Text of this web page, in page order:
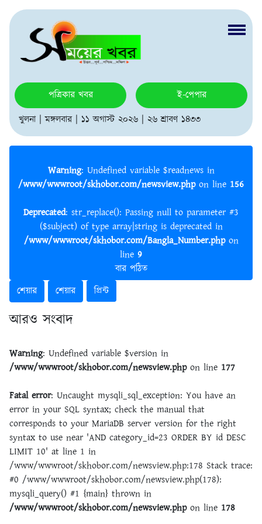
পত্রিকার খবর
ই-পেপার
খুলনা | মঙ্গলবার | ১১ অগাস্ট ২০২৬ | ২৬ শ্রাবণ ১৪৩৩
Warning : Undefined variable $readnews in
/www/wwwroot/skhobor.com/newsview.phpon line 156
Deprecated: str_replace(): Passing null to parameter #3
($subject) of type array|string is deprecated in
/www/wwwroot/skhobor.com/Bangla_Number.phpon
line 9
বার পঠিত
শেয়ার
শেয়ার প্রিন্ট
আরও সংবাদ
Warning: Undefined variable $version in
/www/wwwroot/skhobor.com/newsview.phpon line 177
Fatal error: Uncaught mysqli_sql_exception: You have an
error in your SQL syntax; check the manual that
corresponds to your MariaDB server version for the right
syntax to use near 'AND category_id=23 ORDER BY id DESC
LIMIT 10' at line 1 in
/www/wwwroot/skhobor.com/newsview.php:178 Stack trace:
#0 /www/wwwroot/skhobor.com/newsview.php(178):
mysqli_query() #1 {main} thrown in
/www/wwwroot/skhobor.com/newsview.phpon line 178